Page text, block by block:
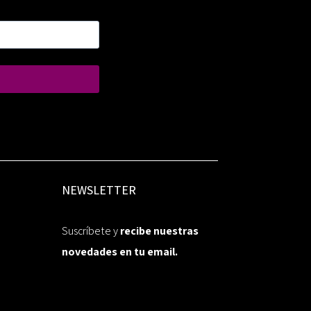
NEWSLETTER
Suscríbete yrecibe nuestras
novedades en tu email.